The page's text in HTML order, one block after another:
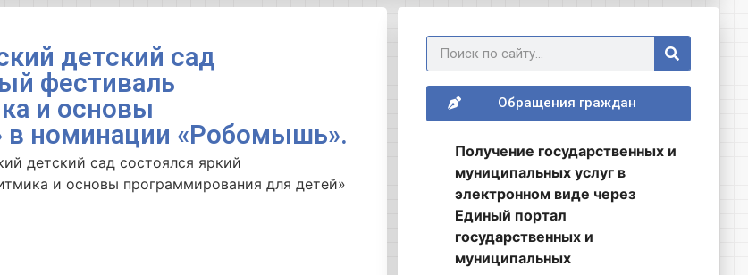
детский сад
фестиваль
и основы
в номинации «Робомышь».
детский сад состоялся яркий
и основы программирования для детей»
Обращения граждан
Получение государственных и
муниципальных услуг в
электронном виде через
Единый портал
государственных и
муниципальных